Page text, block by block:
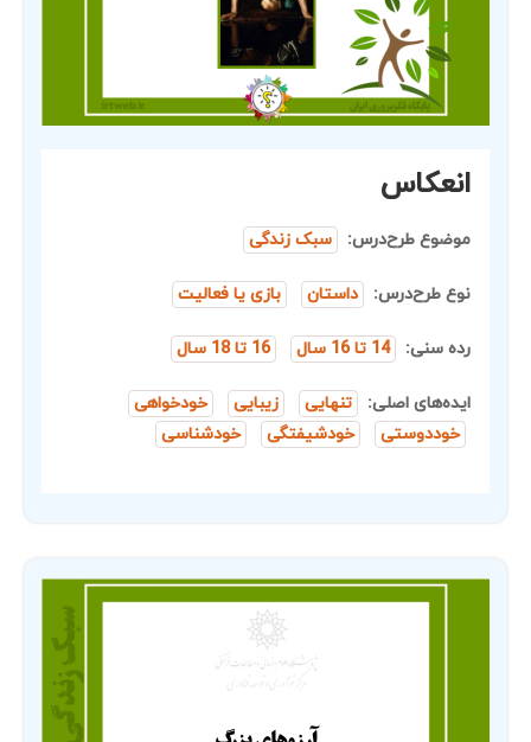
انعکاس
موضوع طرح‌درس: سبک زندگی
نوع طرح‌درس: داستان بازی یا فعالیت
رده سنی: 14 تا 16 سال 16 تا 18 سال
ایده‌های اصلی: تنهایی زیبایی
خودخواهی
خوددوستی
خودشیفتگی خودشناسی